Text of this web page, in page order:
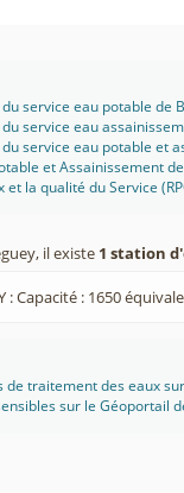
service eau potable de
service eau
service eau potable et
et Assainissement
la qualité du Service
il existe 1 station
: Capacité : 1650
de traitement des eaux
sur le Géoportail